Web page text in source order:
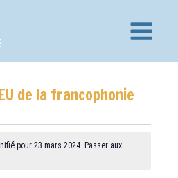
Main
de la francophonie
pour 23 mars 2024. Passer aux